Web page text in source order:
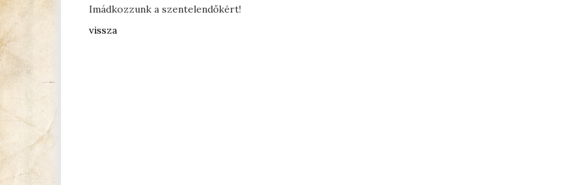
Imádkozzunk a szentelendőkért!
vissza